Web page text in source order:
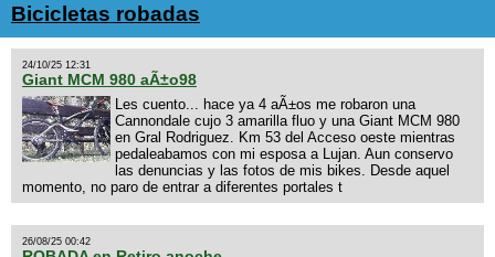
Bicicletas robadas
24/10/25 12:31
Giant MCM 980 aÃ±o98
Les cuento... hace ya 4 aÃ±os me robaron una
Cannondale cujo 3 amarilla fluo y una Giant MCM 980
en Gral Rodriguez. Km 53 del Acceso oeste mientras
pedaleabamos con mi esposa a Lujan. Aun conservo
las denuncias y las fotos de mis bikes. Desde aquel
momento, no paro de entrar a diferentes portales t
26/08/25 00:42